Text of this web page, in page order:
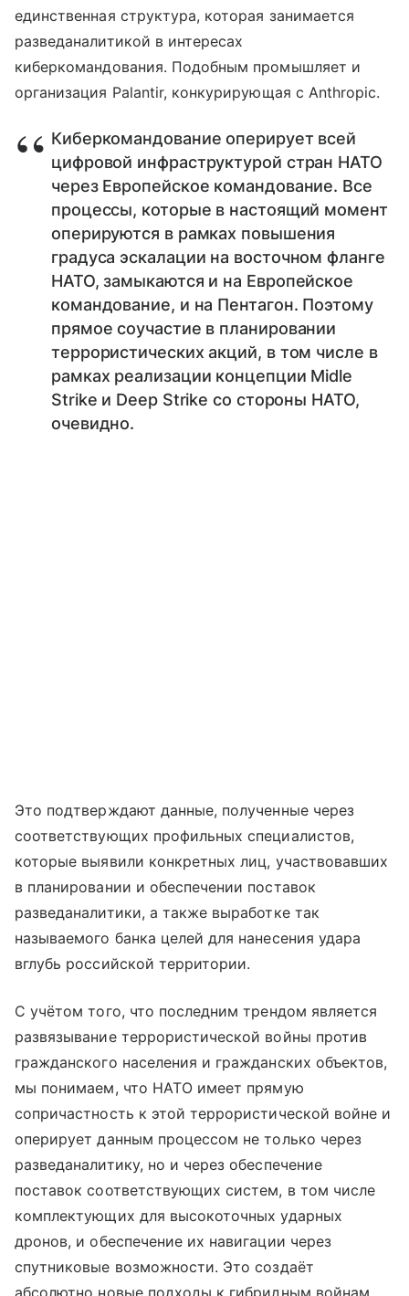
единственная структура, которая занимается
разведаналитикой в интересах
киберкомандования. Подобным промышляет и
организация Palantir, конкурирующая с Anthropic.
Киберкомандование оперирует всей
цифровой инфраструктурой стран НАТО
через Европейское командование. Все
процессы, которые в настоящий момент
оперируются в рамках повышения
градуса эскалации на восточном фланге
НАТО, замыкаются и на Европейское
командование, и на Пентагон. Поэтому
прямое соучастие в планировании
террористических акций, в том числе в
рамках реализации концепции Midle
Strike и Deep Strike со стороны НАТО,
очевидно.
Это подтверждают данные, полученные через
соответствующих профильных специалистов,
которые выявили конкретных лиц, участвовавших
в планировании и обеспечении поставок
разведаналитики, а также выработке так
называемого банка целей для нанесения удара
вглубь российской территории.
С учётом того, что последним трендом является
развязывание террористической войны против
гражданского населения и гражданских объектов,
мы понимаем, что НАТО имеет прямую
сопричастность к этой террористической войне и
оперирует данным процессом не только через
разведаналитику, но и через обеспечение
поставок соответствующих систем, в том числе
комплектующих для высокоточных ударных
дронов, и обеспечение их навигации через
спутниковые возможности. Это создаёт
абсолютно новые подходы к гибридным войнам